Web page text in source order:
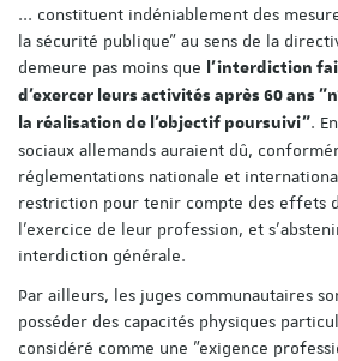
... constituent indéniablement des
la sécurité publique" au sens de la
demeure pas moins que l'interdiction
d'exercer leurs activités après 60 ans
la réalisation de l'objectif poursuivi".
sociaux allemands auraient dû,
réglementations nationale et
restriction pour tenir compte des effets
l'exercice de leur profession, et
interdiction générale.
Par ailleurs, les juges communautaires
posséder des capacités physiques
considéré comme une "exigence